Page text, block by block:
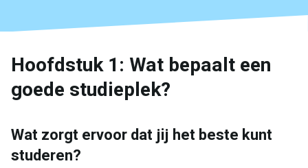
Hoofdstuk 1: Wat bepaalt een
goede studieplek?
Wat zorgt ervoor dat jij het beste kunt
studeren?